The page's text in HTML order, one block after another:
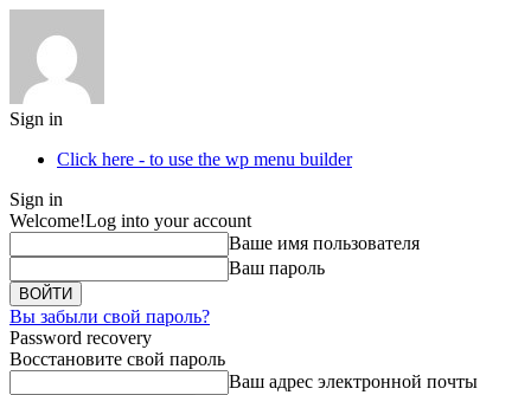
Sign in
Click here - to use the wp menu builder
Sign in
Welcome!Log into your account
Ваше имя пользователя
Ваш пароль
Вы забыли свой пароль?
Password recovery
Восстановите свой пароль
Ваш адрес электронной почты